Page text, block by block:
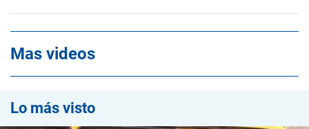
Mas videos
Lo más visto